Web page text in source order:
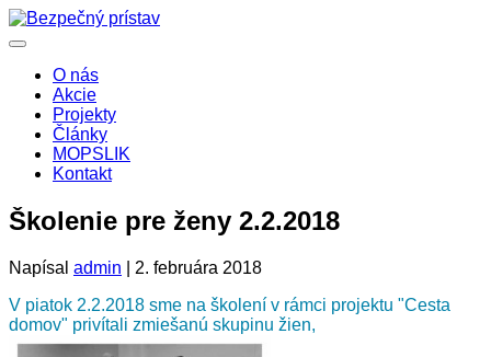
O nás
Akcie
Projekty
Články
MOPSLIK
Kontakt
Školenie pre ženy 2.2.2018
Napísal admin
2. februára 2018
V piatok 2.2.2018 sme na školení v rámci projektu "Cesta
domov" privítali zmiešanú skupinu žien,